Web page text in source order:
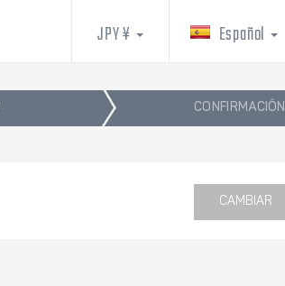
Español
JPY ¥
CONFIRMACIÓN
CAMBIAR